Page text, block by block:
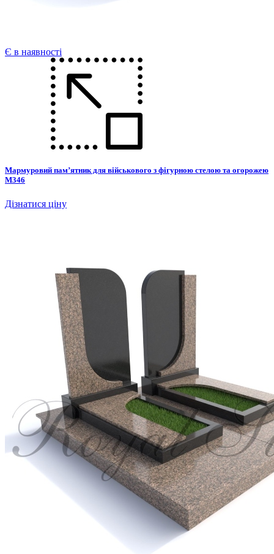
Є в наявності
Мармуровий пам’ятник для військового з фігурною стелою та огорожею
М346
Дізнатися ціну